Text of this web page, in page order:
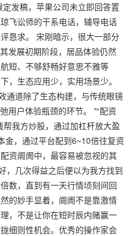
发稿，苹果公司未立即回答置
飞讼师的干系电话，辅导电话
恳求。 宋刚暗示，很大一部分
发展初期阶段，居品体验仍然
短、不够舒畅好意思不雅等
，生态应用少，实用场景少。
通道除了生态构建，与传统眼镜
用户体验瓶颈的环节。 "“配资
我方炒股，通过加杠杆放大盈
金，通过平台配到6~10倍往复资
资阛阓中，最容易被忽视的其
，几次得益之后便以为我方找到
数，直到有一天行情顷刻间回
的妙手显着，阛阓不是靠激情
，不是让你在短时辰内赌赢一
细则性机会。优秀的操作家会